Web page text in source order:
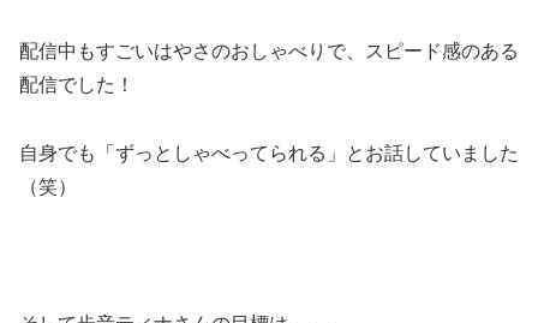
配信中もすごいはやさのおしゃべりで、スピード感のある
配信でした！
自身でも「ずっとしゃべってられる」とお話していました
（笑）